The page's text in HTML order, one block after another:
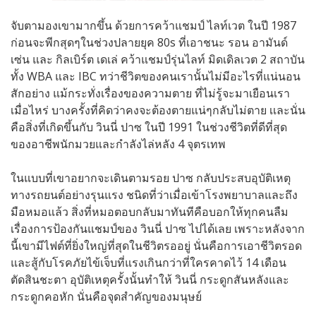
จับตามองเขามากขึ้น ด้วยการคว้าแชมป์ ไลท์เวต ในปี 1987
ก่อนจะพีกสุดๆในช่วงปลายยุค 80s ที่เอาชนะ รอน อามันด์
เซ่น และ กิลเบิร์ต เดเล่ คว้าแชมป์รุ่นไลท์ มิดเดิลเวต 2 สถาบัน
ทั้ง WBA และ IBC ทว่าชีวิตของคนเรานั้นไม่มีอะไรที่แน่นอน
สักอย่าง แม้กระทั่งเรื่องของความตาย ที่ไม่รู้จะมาเยือนเรา
เมื่อไหร่ บางครั้งที่คิดว่าคงจะต้องตายแน่ๆกลับไม่ตาย เเละนั่น
คือสิ่งที่เกิดขึ้นกับ วินนี่ ปาซ ในปี 1991 ในช่วงชีวิตที่ดีที่สุด
ของอาชีพนักมวยและกำลังไล่หลัง 4 จุตรเทพ
ในแบบที่เขาอยากจะเดินตามรอย ปาซ กลับประสบอุบัติเหตุ
ทางรถยนต์อย่างรุนแรง ชนิดที่ว่าเมื่อเข้าโรงพยาบาลและถึง
มือหมอแล้ว สิ่งที่หมอตอบกลับมาทันทีคือบอกให้ทุกคนลืม
เรื่องการป้องกันแชมป์ของ วินนี่ ปาซ ไปได้เลย เพราะหลังจาก
นี้เขามีไฟต์ที่ยิ่งใหญ่ที่สุดในชีวิตรออยู่ นั่นคือการเอาชีวิตรอด
และสู้กับโรคภัยไข้เจ็บที่แรงเกินกว่าที่ใครคาดไว้ 14 เดือน
ตัดสินชะตา อุบัติเหตุครั้งนั้นทำให้ วินนี่ กระดูกสันหลังและ
กระดูกคอหัก นั่นคือจุดสำคัญของมนุษย์